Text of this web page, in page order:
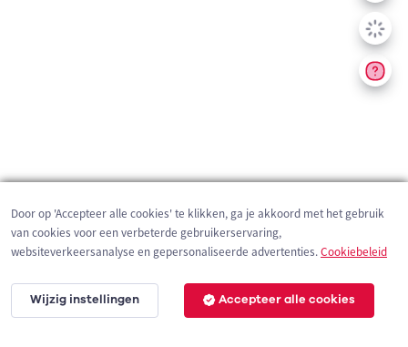
200 m
Door op 'Accepteer alle cookies' te klikken, ga je akkoord met het gebruik
van cookies voor een verbeterde gebruikerservaring,
websiteverkeersanalyse en gepersonaliseerde advertenties.Cookiebeleid
Wijzig instellingen Accepteer alle cookies